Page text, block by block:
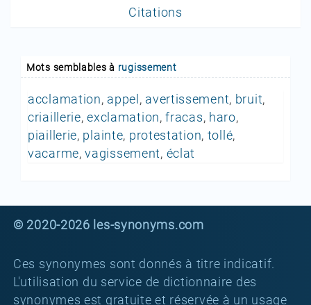
Citations
Mots semblables à rugissement
acclamation, appel , avertissement, bruit,
criaillerie,exclamation,fracas, haro,
piaillerie, plainte, protestation, tollé,
vacarme,vagissement, éclat
© 2020-2026 les-synonyms.com
Ces synonymes sont donnés à titre indicatif.
L'utilisation du service de dictionnaire des
synonymes est gratuite et réservée à un usage